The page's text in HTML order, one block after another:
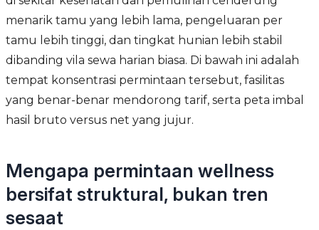
menarik tamu yang lebih lama, pengeluaran per
tamu lebih tinggi, dan tingkat hunian lebih stabil
dibanding vila sewa harian biasa. Di bawah ini adalah
tempat konsentrasi permintaan tersebut, fasilitas
yang benar-benar mendorong tarif, serta peta imbal
hasil bruto versus net yang jujur.
Mengapa permintaan wellness
bersifat struktural, bukan tren
sesaat